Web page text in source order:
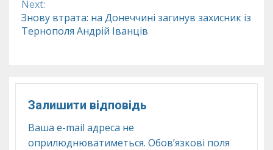
Next:
Знову втрата: на Донеччині загинув захисник із
Тернополя Андрій Іванців
Залишити відповідь
Ваша e-mail адреса не
оприлюднюватиметься. Обов’язкові поля